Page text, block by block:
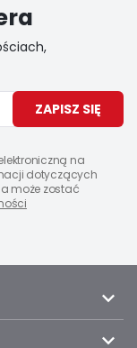
ZAPISZ SIĘ
na
dotyczących
może zostać